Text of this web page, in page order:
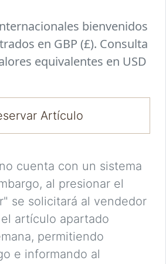
bienvenidos
en GBP (£). Consulta
equivalentes en USD
Artículo
cuenta con un sistema
al presionar el
se solicitará al vendedor
artículo apartado
permitiendo
e informando al